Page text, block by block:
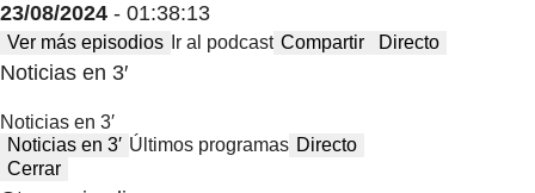
23/08/2024 - 01:38:13
Ver más episodios Ir al podcast Compartir Directo
Noticias en 3′
Noticias en 3′
Noticias en 3′ Últimos programas Directo
Cerrar